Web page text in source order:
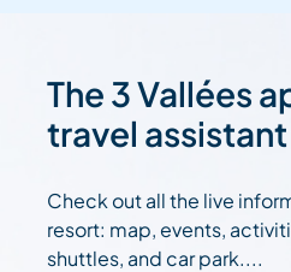
The 3 Vallées
travel assistant
Check out all the live
resort: map, events,
shuttles, and car park....